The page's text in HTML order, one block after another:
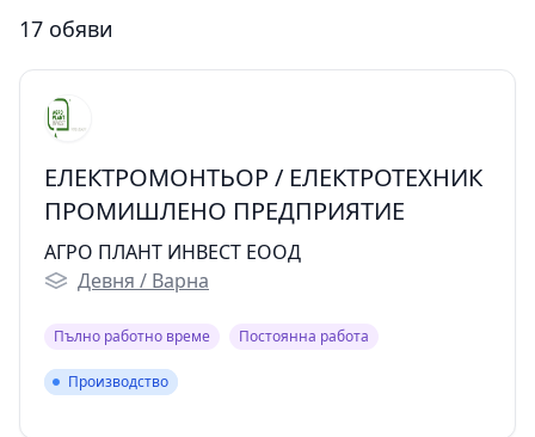
17 обяви
ЕЛЕКТРОМОНТЬОР / ЕЛЕКТРОТЕХНИК
ПРОМИШЛЕНО ПРЕДПРИЯТИЕ
АГРО ПЛАНТ ИНВЕСТ ЕООД
Девня / Варна
Пълно работно време Постоянна работа
Производство
Производство